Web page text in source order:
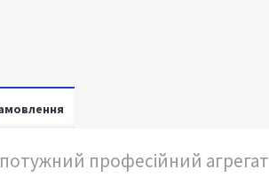
професійний агрегат